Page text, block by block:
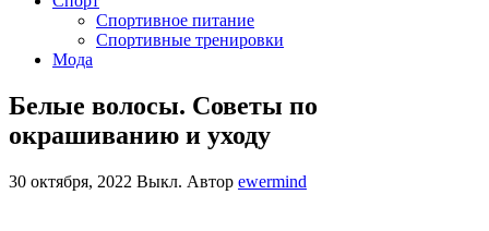
Спортивное питание
Спортивные тренировки
Мода
Белые волосы. Советы по
окрашиванию и уходу
30 октября, 2022 Выкл. Автор ewermind